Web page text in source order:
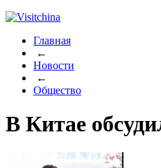
Главная
←
Новости
←
Общество
В Китае